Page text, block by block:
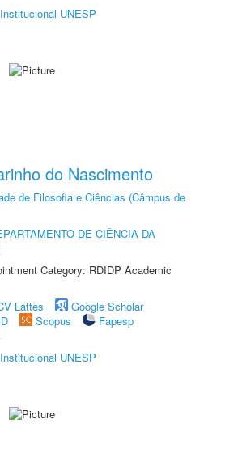
UNESP
do Nascimento
de Filosofia e Ciências (Câmpus de
DE CIÊNCIA DA
Category: RDIDP Academic
Lattes
Google Scholar
Scopus
Fapesp
UNESP